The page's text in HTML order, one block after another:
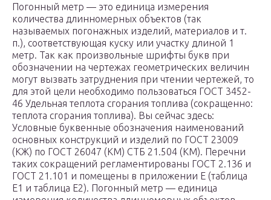
Погонный метр — это единица измерения
количества длинномерных объектов (так
называемых погонажных изделий, материалов и т.
п.), соответствующая куску или участку длиной 1
метр. Так как произвольные шрифты букв при
обозначении на чертежах геометрических величин
могут вызвать затруднения при чтении чертежей, то
для этой цели необходимо пользоваться ГОСТ 3452-
46 Удельная теплота сгорания топлива (сокращенно:
теплота сгорания топлива). Вы сейчас здесь:
Условные буквенные обозначения наименований
основных конструкций и изделий по ГОСТ 23009
(КЖ) по ГОСТ 26047 (КМ) СТБ 21.504 (КМ). Перечни
таких сокращений регламентированы ГОСТ 2.136 и
ГОСТ 21.101 и помещены в приложении Е (таблица
Е1 и таблица Е2). Погонный метр — единица